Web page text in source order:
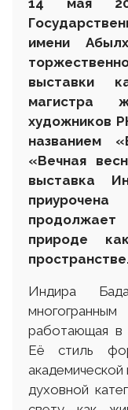
имени
выставки
магистра
художников
названием
«Вечная
выставка
природе
Индира
работающая в
Её стиль
духовной